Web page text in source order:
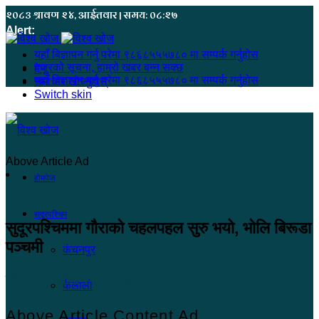
२०८३ श्रावण २४, आईतवार | समय: ०८:२७
Alert:
यहाँ बिज्ञापन गर्नु परेमा ९८६८५५५७८० मा सम्पर्क गर्नुहोस
हजुरको सूचना, हाम्रो खबर बन्न सक्छ
यहाँ बिज्ञापन गर्नु परेमा ९८६८५५५७८० मा सम्पर्क गर्नुहोस
मेनू
समाचार खोज्नुहोस्
Switch skin
होमपेज
सुदूरपश्चिम
कंचनपुर
कैलाली
Above Article Ad
सुदूरपश्चिममा गौराको चहलपहल सुरु भयो, भोलि बिरूडा
पञ्चमी
खोज सम्वाददाता२०८२ भाद्र ११, बुधबार ०४:४३